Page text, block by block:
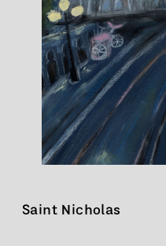
Saint Nicholas